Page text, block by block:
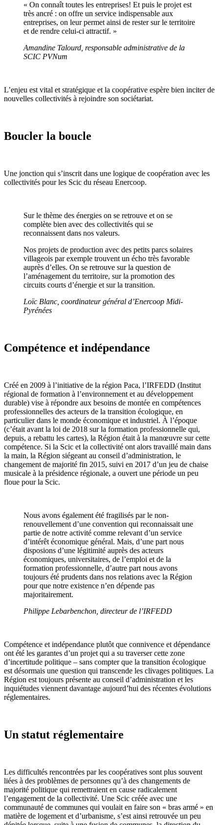
« On connaît toutes les entreprises! Et puis le projet est
très ancré : on offre un service indispensable aux
entreprises, on leur permet ainsi de rester sur le territoire
et de rendre celui-ci attractif. »
Amandine Talourd, responsable administrative de la
SCIC PVNum
L’enjeu est vital et stratégique et la coopérative espère bien inciter de
nouvelles collectivités à rejoindre son sociétariat.
Boucler la boucle
Une jonction qui s’inscrit dans une logique de coopération avec les
collectivités pour les Scic du réseau Enercoop.
Sur le thème des énergies on se retrouve et on se
complète bien avec des collectivités qui se
reconnaissent dans nos valeurs.
Nos projets de production avec des petits parcs solaires
villageois par exemple trouvent un écho très favorable
auprès d’elles. On se retrouve sur la question de
l’aménagement du territoire, sur la promotion des
circuits courts d’énergie et sur la transition.
Loïc Blanc, coordinateur général d’Enercoop Midi-
Pyrénées
Compétence et indépendance
Créé en 2009 à l’initiative de la région Paca, l’IRFEDD (Institut
régional de formation à l’environnement et au développement
durable) vise à répondre aux besoins de montée en compétences
professionnelles des acteurs de la transition écologique, en
particulier dans le monde économique et industriel. À l’époque
(c’était avant la loi de 2018 sur la formation professionnelle qui,
depuis, a rebattu les cartes), la Région était à la manœuvre sur cette
compétence. Si la Scic et la collectivité ont alors travaillé main dans
la main, la Région siégeant au conseil d’administration, le
changement de majorité fin 2015, suivi en 2017 d’un jeu de chaise
musicale à la présidence régionale, a ouvert une période un peu
floue pour la Scic.
Nous avons également été fragilisés par le non-
renouvellement d’une convention qui reconnaissait une
partie de notre activité comme relevant d’un service
d’intérêt économique général. Mais, d’une part nous
disposions d’une légitimité auprès des acteurs
économiques, universitaires, de l’emploi et de la
formation professionnelle, d’autre part nous avons
toujours été prudents dans nos relations avec la Région
pour que notre existence n’en dépende pas
majoritairement.
Philippe Lebarbenchon, directeur de l’IRFEDD
Compétence et indépendance plutôt que connivence et dépendance
ont été les garantes d’un projet qui a su traverser cette zone
d’incertitude politique – sans compter que la transition écologique
est désormais une question qui transcende les clivages politiques. La
Région est toujours présente au conseil d’administration et les
inquiétudes viennent davantage aujourd’hui des récentes évolutions
réglementaires.
Un statut réglementaire
Les difficultés rencontrées par les coopératives sont plus souvent
liées à des problèmes de personnes qu’à des changements de
majorité politique qui remettraient en cause radicalement
l’engagement de la collectivité. Une Scic créée avec une
communauté de communes qui voulait en faire son « bras armé » en
matière de logement et d’urbanisme, s’est ainsi retrouvée un peu